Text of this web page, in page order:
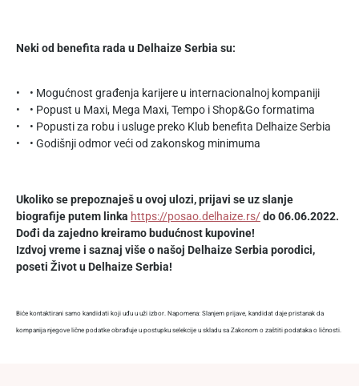
Neki od benefita rada u Delhaize Serbia su:
• • Mogućnost građenja karijere u internacionalnoj kompaniji
• • Popust u Maxi, Mega Maxi, Tempo i Shop&Go formatima
• • Popusti za robu i usluge preko Klub benefita Delhaize Serbia
• • Godišnji odmor veći od zakonskog minimuma
Ukoliko se prepoznaješ u ovoj ulozi, prijavi se uz slanje
biografije putem linka https://posao.delhaize.rs/do 06.06.2022.
Dođi da zajedno kreiramo budućnost kupovine!
Izdvoj vreme i saznaj više o našoj Delhaize Serbia porodici,
poseti Život u Delhaize Serbia!
Biće kontaktirani samo kandidati koji uđu u uži izbor. Napomena: Slanjem prijave, kandidat daje pristanak da
kompanija njegove lične podatke obrađuje u postupku selekcije u skladu sa Zakonom o zaštiti podataka o ličnosti.